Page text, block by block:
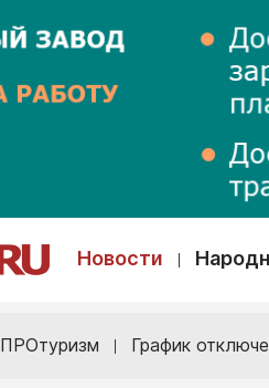
Новости
ПРОтуризм График